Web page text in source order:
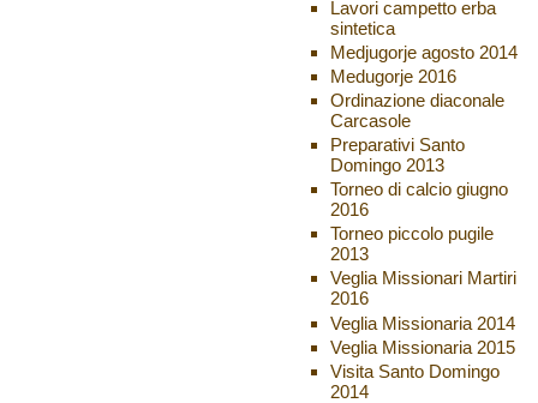
Lavori campetto erba
sintetica
Medjugorje agosto 2014
Medugorje 2016
Ordinazione diaconale
Carcasole
Preparativi Santo
Domingo 2013
Torneo di calcio giugno
2016
Torneo piccolo pugile
2013
Veglia Missionari Martiri
2016
Veglia Missionaria 2014
Veglia Missionaria 2015
Visita Santo Domingo
2014